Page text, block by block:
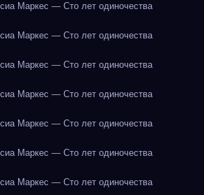
Маркес — Сто лет одиночества
Маркес — Сто лет одиночества
Маркес — Сто лет одиночества
Маркес — Сто лет одиночества
Маркес — Сто лет одиночества
Маркес — Сто лет одиночества
Маркес — Сто лет одиночества